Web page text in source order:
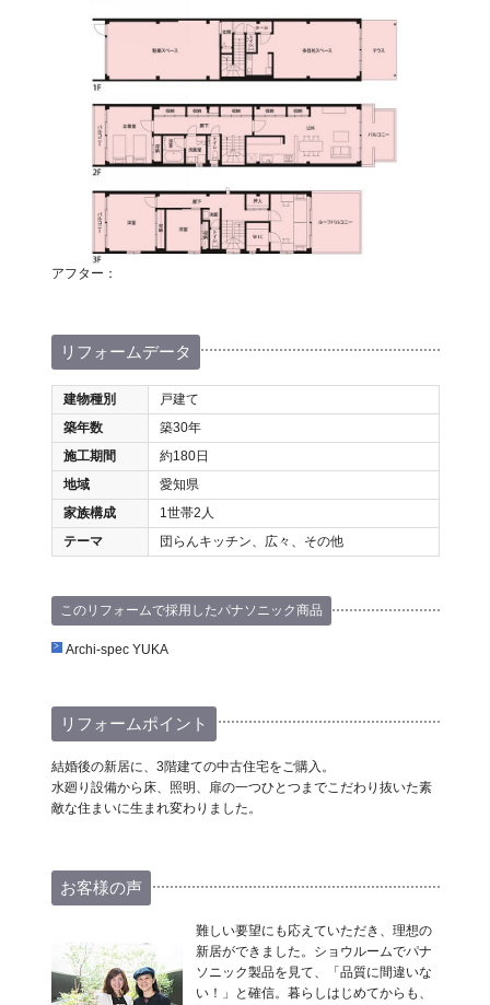
アフター：
リフォームデータ
建物種別
戸建て
築年数
築30年
施工期間
約180日
地域
愛知県
家族構成
1世帯2人
テーマ
団らんキッチン、広々、その他
このリフォームで採用したパナソニック商品
Archi-spec YUKA
リフォームポイント
結婚後の新居に、3階建ての中古住宅をご購入。
水廻り設備から床、照明、扉の一つひとつまでこだわり抜いた素
敵な住まいに生まれ変わりました。
お客様の声
難しい要望にも応えていただき、理想の
新居ができました。ショウルームでパナ
ソニック製品を見て、「品質に間違いな
い！」と確信。暮らしはじめてからも、